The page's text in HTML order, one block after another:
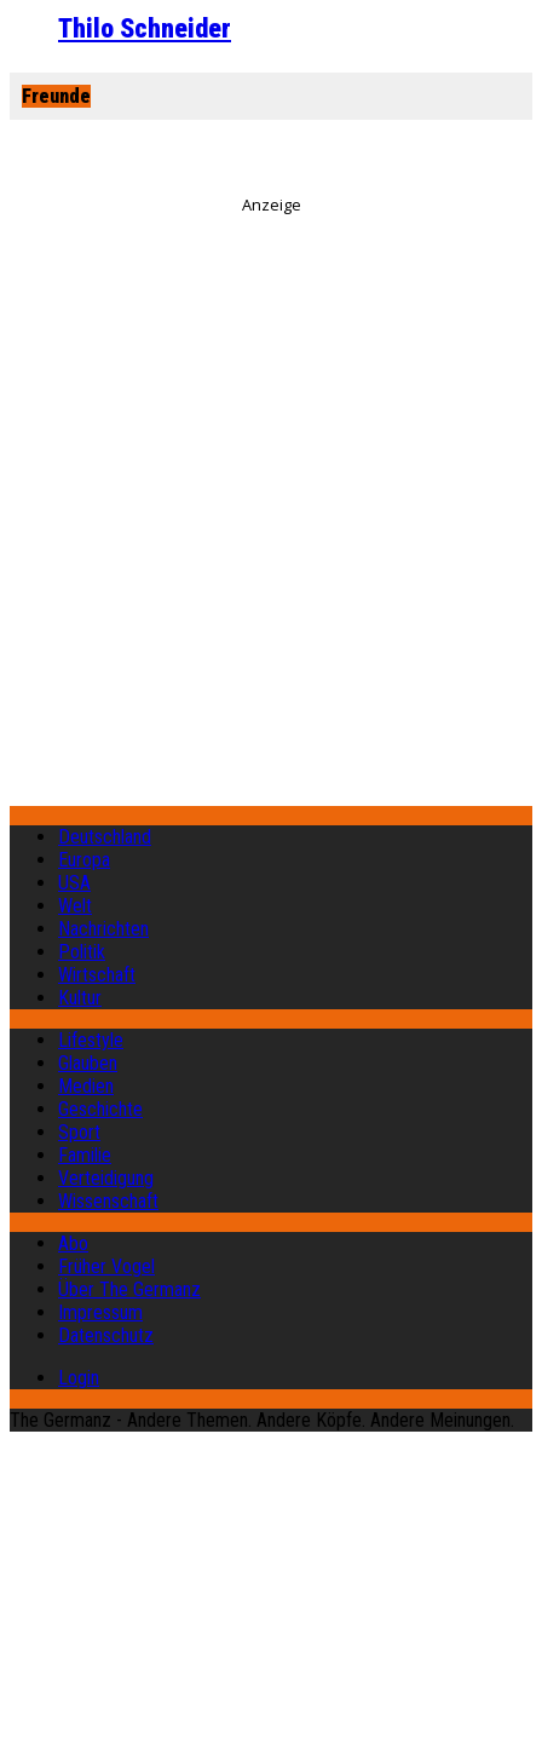
Thilo Schneider
Freunde
Anzeige
Deutschland
Europa
USA
Welt
Nachrichten
Politik
Wirtschaft
Kultur
Lifestyle
Glauben
Medien
Geschichte
Sport
Familie
Verteidigung
Wissenschaft
Abo
Früher Vogel
Über The Germanz
Impressum
Datenschutz
Login
The Germanz - Andere Themen. Andere Köpfe. Andere Meinungen.